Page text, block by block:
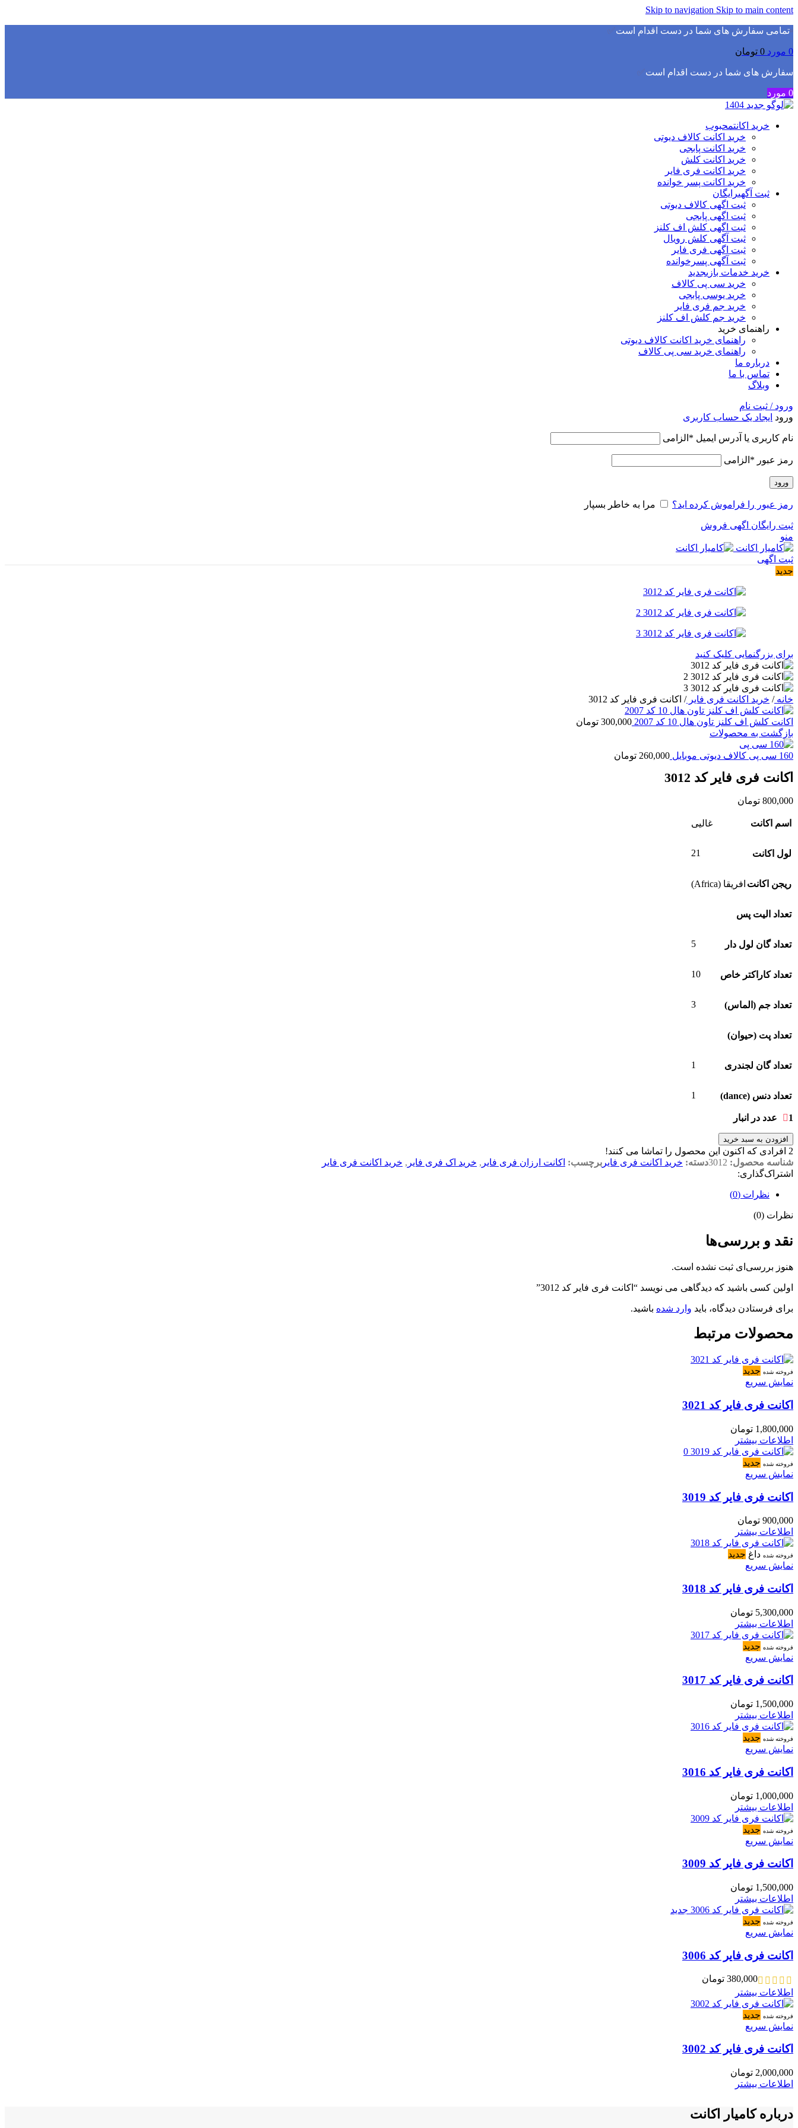
Skip to navigation Skip to main content
▫️تمامی سفارش های شما در دست اقدام است✅
0 مورد 0 تومان
سفارش های شما در دست اقدام است✅
0 مورد
خرید اکانتمحبوب
خرید اکانت کالاف دیوتی
خرید اکانت پابجی
خرید اکانت کلش
خرید اکانت فری فایر
خرید اکانت پسر خوانده
ثبت آگهیرایگان
ثبت اگهی کالاف دیوتی
ثبت اگهی پابجی
ثبت اگهی کلش اف کلنز
ثبت آگهی کلش رویال
ثبت اگهی فری فایر
ثبت آگهی پسرخوانده
خرید خدمات بازیجدید
خرید سی پی کالاف
خرید یوسی پابجی
خرید جم فری فایر
خرید جم کلش اف کلنز
راهنمای خرید
راهنمای خرید اکانت کالاف دیوتی
راهنمای خرید سی پی کالاف
درباره ما
تماس با ما
وبلاگ
ورود / ثبت نام
ورود ایجاد یک حساب کاربری
نام کاربری یا آدرس ایمیل * الزامی
رمز عبور * الزامی
ورود
رمز عبور را فراموش کرده اید؟ مرا به خاطر بسپار
ثبت رایگان اگهی فروش
منو
ثبت اگهی
جدید
برای بزرگنمایی کلیک کنید
خانه/ خرید اکانت فری فایر/ اکانت فری فایر کد 3012
اکانت کلش اف کلنز تاون هال 10 کد 2007 300,000 تومان
بازگشت به محصولات
160 سی پی کالاف دیوتی موبایل 260,000 تومان
اکانت فری فایر کد 3012
800,000 تومان
اسم اکانت غالیی
لول اکانت 21
ریجن اکانت افریقا (Africa)
تعداد الیت پس
تعداد گان لول دار 5
تعداد کاراکتر خاص 10
تعداد جم (الماس) 3
تعداد پت (حیوان)
تعداد گان لجندری 1
تعداد دنس (dance) 1
1 عدد در انبار
افزودن به سبد خرید
2 افرادی که اکنون این محصول را تماشا می کنند!
شناسه محصول: 3012دسته: خرید اکانت فری فایر برچسب: اکانت ارزان فری فایر , خرید اک فری فایر , خرید اکانت فری فایر
اشتراک‌گذاری:
نظرات (0)
نظرات (0)
نقد و بررسی‌ها
هنوز بررسی‌ای ثبت نشده است.
اولین کسی باشید که دیدگاهی می نویسد “اکانت فری فایر کد 3012”
برای فرستادن دیدگاه، باید وارد شده باشید.
محصولات مرتبط
فروخته شده جدید
نمایش سریع
اکانت فری فایر کد 3021
1,800,000 تومان
اطلاعات بیشتر
فروخته شده جدید
نمایش سریع
اکانت فری فایر کد 3019
900,000 تومان
اطلاعات بیشتر
فروخته شده داغ جدید
نمایش سریع
اکانت فری فایر کد 3018
5,300,000 تومان
اطلاعات بیشتر
فروخته شده جدید
نمایش سریع
اکانت فری فایر کد 3017
1,500,000 تومان
اطلاعات بیشتر
فروخته شده جدید
نمایش سریع
اکانت فری فایر کد 3016
1,000,000 تومان
اطلاعات بیشتر
فروخته شده جدید
نمایش سریع
اکانت فری فایر کد 3009
1,500,000 تومان
اطلاعات بیشتر
فروخته شده جدید
نمایش سریع
اکانت فری فایر کد 3006
380,000 تومان
اطلاعات بیشتر
فروخته شده جدید
نمایش سریع
اکانت فری فایر کد 3002
2,000,000 تومان
اطلاعات بیشتر
درباره کامیار اکانت